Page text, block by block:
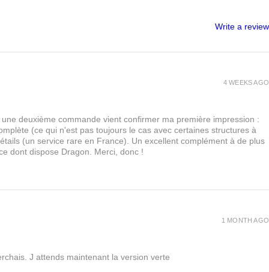
Write a review
deuxième commande vient confirmer ma première impression :
(ce qui n'est pas toujours le cas avec certaines structures à
(un service rare en France). Un excellent complément à de plus
dont dispose Dragon. Merci, donc !
4 WEEKS AGO
J attends maintenant la version verte
1 MONTH AGO